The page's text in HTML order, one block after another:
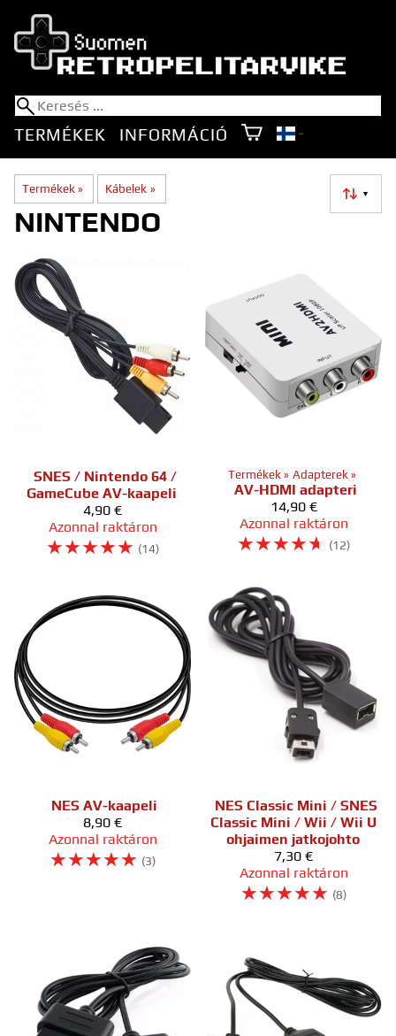
TERMÉKEK INFORMÁCIÓ
Termékek ‪» Kábelek ‪» ▼
NINTENDO
SNES / Nintendo 64 /
GameCube AV-kaapeli
4,90 €
Azonnal raktáron
☆☆☆☆☆ (14)
Termékek ‪» Adapterek ‪»
AV-HDMI adapteri
14,90 €
Azonnal raktáron
☆☆☆☆☆ (12)
NES AV-kaapeli
8,90 €
Azonnal raktáron
☆☆☆☆☆ (3)
NES Classic Mini / SNES
Classic Mini / Wii / Wii U
ohjaimen jatkojohto
7,30 €
Azonnal raktáron
☆☆☆☆☆ (8)